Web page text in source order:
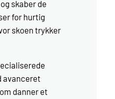
skaber de
for hurtig
skoen trykker
avanceret
danner et